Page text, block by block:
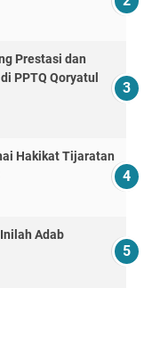
Prestasi dan
PPTQ Qoryatul
Hakikat Tijaratan
Adab